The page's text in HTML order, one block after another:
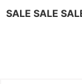
SALE SALE